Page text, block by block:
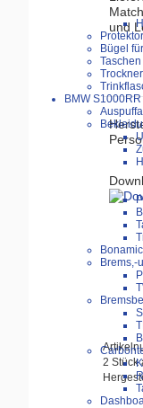
Bügel
Taschen
Trockner
BMW
Brems,-
und
2 Stück